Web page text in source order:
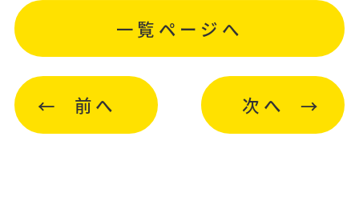
前へ
一覧ページへ
次へ